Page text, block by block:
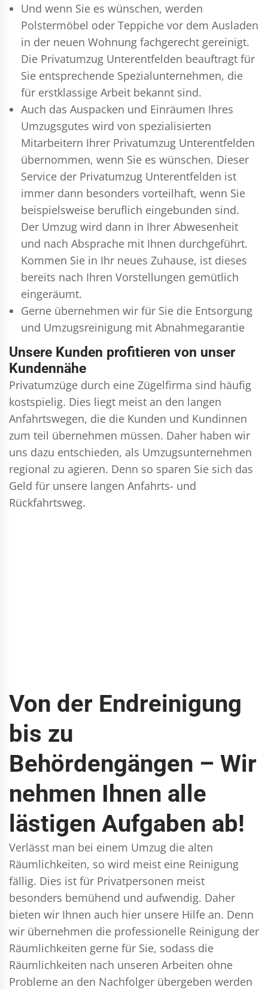
Und wenn Sie es wünschen, werden
Polstermöbel oder Teppiche vor dem Ausladen
in der neuen Wohnung fachgerecht gereinigt.
Die Privatumzug Unterentfelden beauftragt für
Sie entsprechende Spezialunternehmen, die
für erstklassige Arbeit bekannt sind.
Auch das Auspacken und Einräumen Ihres
Umzugsgutes wird von spezialisierten
Mitarbeitern Ihrer Privatumzug Unterentfelden
übernommen, wenn Sie es wünschen. Dieser
Service der Privatumzug Unterentfelden ist
immer dann besonders vorteilhaft, wenn Sie
beispielsweise beruflich eingebunden sind.
Der Umzug wird dann in Ihrer Abwesenheit
und nach Absprache mit Ihnen durchgeführt.
Kommen Sie in Ihr neues Zuhause, ist dieses
bereits nach Ihren Vorstellungen gemütlich
eingeräumt.
Gerne übernehmen wir für Sie die Entsorgung
und Umzugsreinigung mit Abnahmegarantie
Unsere Kunden profitieren von unser
Kundennähe
Privatumzüge durch eine Zügelfirma sind häufig
kostspielig. Dies liegt meist an den langen
Anfahrtswegen, die die Kunden und Kundinnen
zum teil übernehmen müssen. Daher haben wir
uns dazu entschieden, als Umzugsunternehmen
regional zu agieren. Denn so sparen Sie sich das
Geld für unsere langen Anfahrts- und
Rückfahrtsweg.
Von der Endreinigung
bis zu
Behördengängen – Wir
nehmen Ihnen alle
lästigen Aufgaben ab!
Verlässt man bei einem Umzug die alten
Räumlichkeiten, so wird meist eine Reinigung
fällig. Dies ist für Privatpersonen meist
besonders bemühend und aufwendig. Daher
bieten wir Ihnen auch hier unsere Hilfe an. Denn
wir übernehmen die professionelle Reinigung der
Räumlichkeiten gerne für Sie, sodass die
Räumlichkeiten nach unseren Arbeiten ohne
Probleme an den Nachfolger übergeben werden